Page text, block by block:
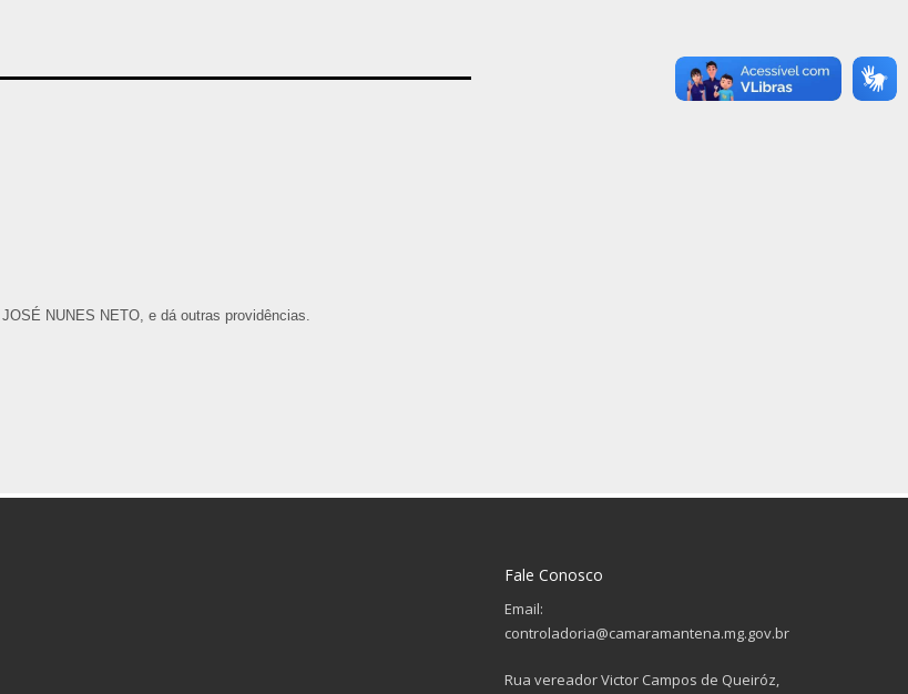
NUNES NETO, e dá outras providências.
Fale Conosco
Email:
controladoria@camaramantena.mg.gov.br
Rua vereador Victor Campos de Queiróz,